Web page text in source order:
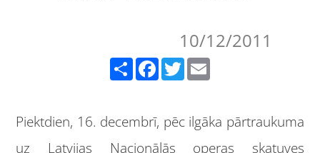
10/12/2011
Facebook Twitter
Piektdien, 16. decembrī, pēc ilgāka pārtraukuma
uz Latvijas Nacionālās operas skatuves